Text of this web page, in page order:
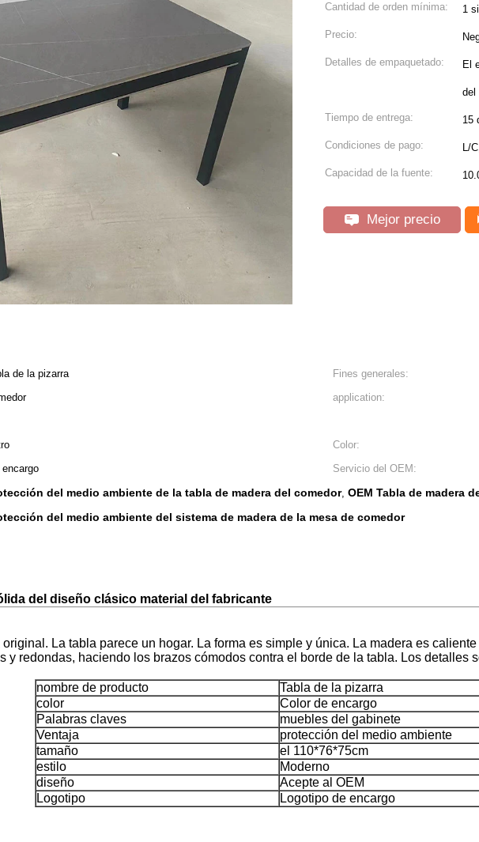
Cantidad de orden mínima: 1
Precio:
Detalles de empaquetado: El
del
Tiempo de entrega: 15
Condiciones de pago: L/
Capacidad de la fuente:
Mejor precio
de la pizarra Fines generales:
application:
Color:
encargo Servicio del OEM:
del medio ambiente de la tabla de madera del comedor, OEM Tabla de madera
del medio ambiente del sistema de madera de la mesa de comedor
del diseño clásico material del fabricante
La tabla parece un hogar. La forma es simple y única. La madera es
y redondas, haciendo los brazos cómodos contra el borde de la tabla. Los detalles
nombre de producto
Tabla de la pizarra
color
Color de encargo
Palabras claves
muebles del gabinete
Ventaja
protección del medio ambiente
tamaño
el 110*76*75cm
estilo
Moderno
diseño
Acepte al OEM
Logotipo
Logotipo de encargo